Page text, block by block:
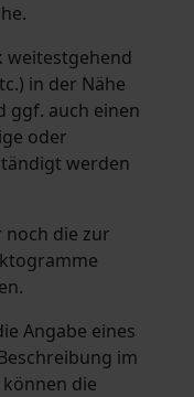
weitestgehend
in der Nähe
ggf. auch einen
oder
werden
noch die zur
Angabe eines
im
die